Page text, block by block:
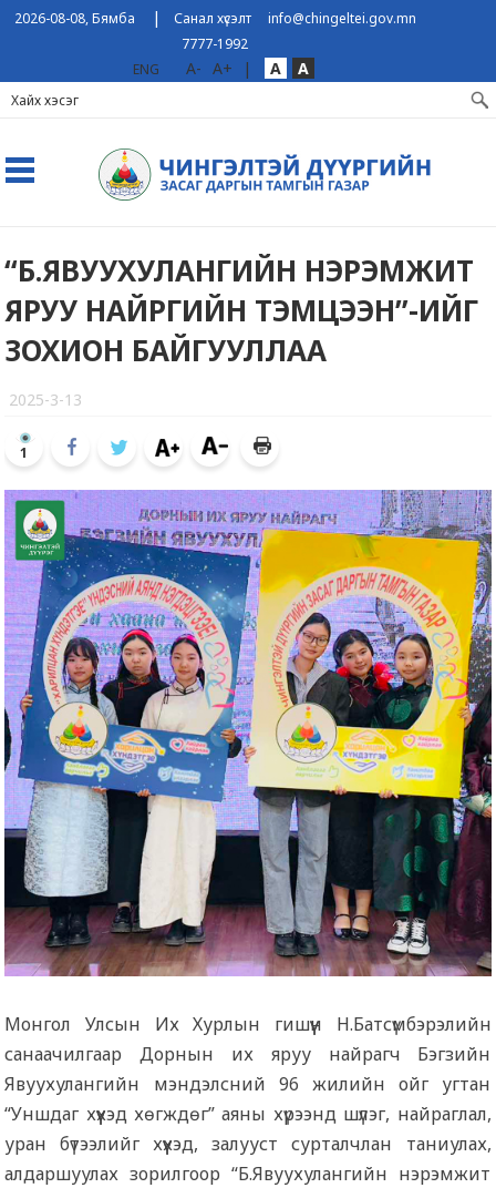
2026-08-08, Бямба | Санал хүсэлт
info@chingeltei.gov.mn
7777-1992
ENG
A- A+ | A A
“Б.ЯВУУХУЛАНГИЙН НЭРЭМЖИТ
ЯРУУ НАЙРГИЙН ТЭМЦЭЭН”-ИЙГ
ЗОХИОН БАЙГУУЛЛАА
2025-3-13
1
Монгол Улсын Их Хурлын гишүүн Н.Батсүмбэрэлийн
санаачилгаар Дорнын их яруу найрагч Бэгзийн
Явуухулангийн мэндэлсний 96 жилийн ойг угтан
“Уншдаг хүүхэд хөгждөг” аяны хүрээнд шүлэг, найраглал,
уран бүтээлийг хүүхэд, залууст сурталчлан таниулах,
алдаршуулах зорилгоор “Б.Явуухулангийн нэрэмжит